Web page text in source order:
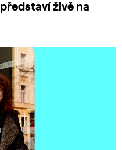
živě na